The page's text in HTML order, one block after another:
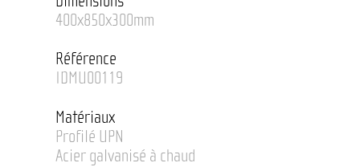
400x850x300mm
Référence
IDMU00119
Matériaux
Profilé UPN
Acier galvanisé à chaud